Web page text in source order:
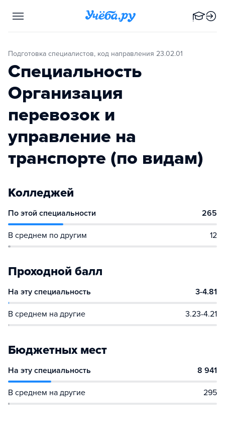
Подготовка специалистов, код направления 23.02.01
Специальность
Организация
перевозок и
управление на
транспорте (по видам)
Колледжей
По этой специальности 265
В среднем по другим 12
Проходной балл
На эту специальность 3-4.81
В среднем на другие 3.23-4.21
Бюджетных мест
На эту специальность 8 941
В среднем на другие 295